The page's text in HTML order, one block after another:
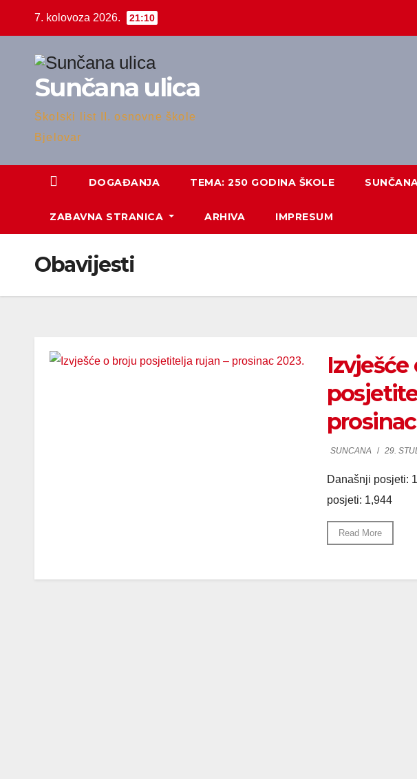
7. kolovoza 2026. 21:10
Sunčana ulica
Školski list II. osnovne škole
Bjelovar
DOGAĐANJA TEMA: 250 GODINA ŠKOLE
ZABAVNA STRANICA ARHIVA IMPRESUM
Obavijesti
SUNCANA / 29.
Današnji posjeti:
posjeti: 1,944
Read More